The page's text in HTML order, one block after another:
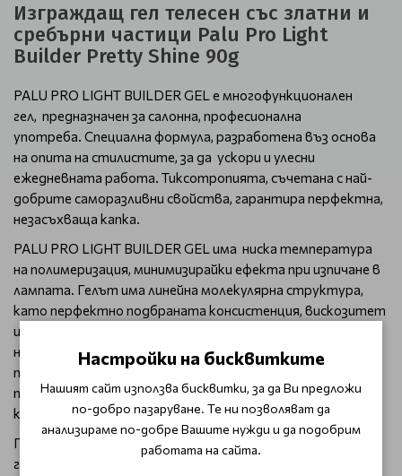
Изграждащ гел телесен със златни и
сребърни частици Palu Pro Light
Builder Pretty Shine 90g
PALU PRO LIGHT BUILDER GEL е многофункционален
гел, предназначен за салонна, професионална
употреба. Специална формула, разработена въз основа
на опита на стилистите, за да ускори и улесни
ежедневната работа. Тиксотропията, съчетана с най-
добрите саморазливни свойства, гарантира перфектна,
незасъхваща капка.
PALU PRO LIGHT BUILDER GEL има ниска температура
на полимеризация, минимизирайки ефекта при изпичане в
лампата. Гелът има линейна молекулярна структура,
като перфектно подбраната консистенция, вискозитет
и плътност на гела оказват влияние върху качеството
на работа. Модерната формула е създадена, за да
позволи използването на техниката "гел без
пилене". Особено се препоръчва за бързи добавки и
корекции.
Гел, притежаващ свойствата на основа, изграждащ и
гланциращ продукт. В структурата си съдържа
Настройки на бисквитките
Нашият сайт използва бисквитки, за да Ви предложи
по-добро пазаруване. Те ни позволяват да
анализираме по-добре Вашите нужди и да подобрим
работата на сайта.